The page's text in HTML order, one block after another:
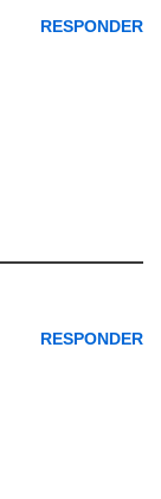
RESPONDER
RESPONDER